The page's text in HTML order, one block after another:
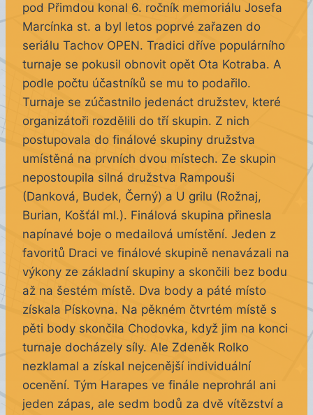
pod Přimdou konal 6. ročník memoriálu Josefa
Marcínka st. a byl letos poprvé zařazen do
seriálu Tachov OPEN. Tradici dříve populárního
turnaje se pokusil obnovit opět Ota Kotraba. A
podle počtu účastníků se mu to podařilo.
Turnaje se zúčastnilo jedenáct družstev, které
organizátoři rozdělili do tří skupin. Z nich
postupovala do finálové skupiny družstva
umístěná na prvních dvou místech. Ze skupin
nepostoupila silná družstva Rampouši
(Danková, Budek, Černý) a U grilu (Rožnaj,
Burian, Košťál ml.). Finálová skupina přinesla
napínavé boje o medailová umístění. Jeden z
favoritů Draci ve finálové skupině nenavázali na
výkony ze základní skupiny a skončili bez bodu
až na šestém místě. Dva body a páté místo
získala Pískovna. Na pěkném čtvrtém místě s
pěti body skončila Chodovka, když jim na konci
turnaje docházely síly. Ale Zdeněk Rolko
nezklamal a získal nejcenější individuální
ocenění. Tým Harapes ve finále neprohrál ani
jeden zápas, ale sedm bodů za dvě vítězství a